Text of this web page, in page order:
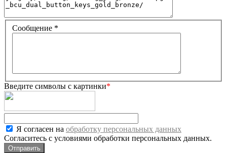
Сообщение *
Введите символы с картинки*
Я согласен на обработку персональных данных
Согласитесь с условиями обработки персональных данных.